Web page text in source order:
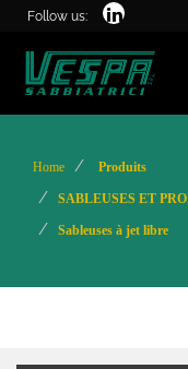
Follow us:
Home Produits
SABLEUSES ET
Sableuses à jet libre